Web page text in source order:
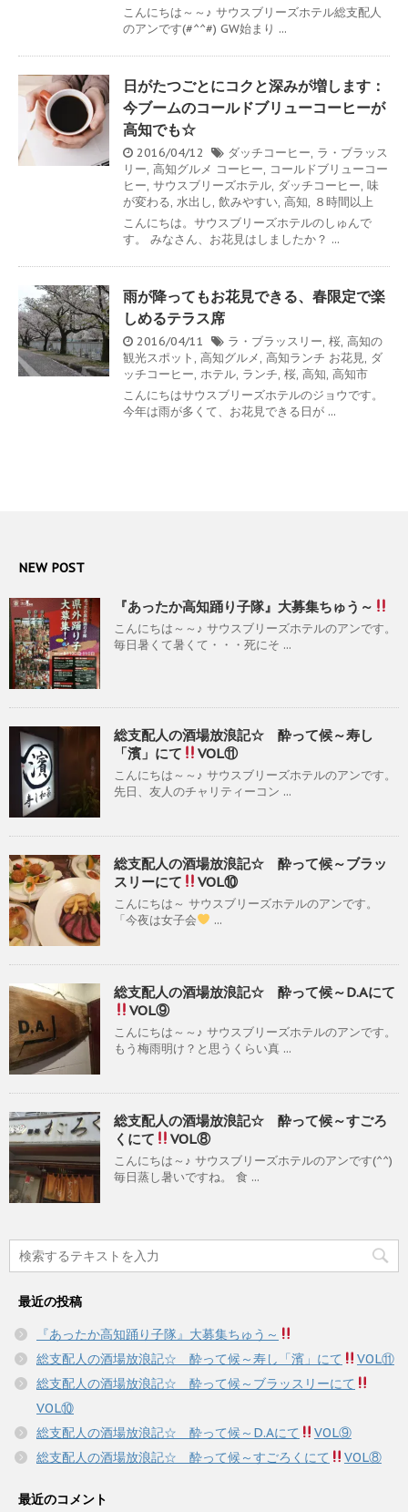
こんにちは～～♪ サウスブリーズホテル総支配人
のアンです(#^^#) GW始まり ...
日がたつごとにコクと深みが増します：
今ブームのコールドブリューコーヒーが
高知でも☆
2016/04/12 ダッチコーヒー, ラ・ブラッス
リー, 高知グルメ コーヒー, コールドブリューコー
ヒー, サウスブリーズホテル, ダッチコーヒー, 味
が変わる, 水出し, 飲みやすい, 高知, ８時間以上
こんにちは。サウスブリーズホテルのしゅんで
す。 みなさん、お花見はしましたか？ ...
雨が降ってもお花見できる、春限定で楽
しめるテラス席
2016/04/11 ラ・ブラッスリー, 桜, 高知の
観光スポット , 高知グルメ, 高知ランチ お花見, ダ
ッチコーヒー, ホテル, ランチ, 桜, 高知, 高知市
こんにちはサウスブリーズホテルのジョウです。
今年は雨が多くて、お花見できる日が ...
NEW POST
『あったか高知踊り子隊』大募集ちゅう～
こんにちは～～♪ サウスブリーズホテルのアンです。
毎日暑くて暑くて・・・死にそ ...
総支配人の酒場放浪記☆ 酔って候～寿し
「濱」にて
VOL⑪
こんにちは～～♪ サウスブリーズホテルのアンです。
先日、友人のチャリティーコン ...
総支配人の酒場放浪記☆ 酔って候～ブラッ
スリーにて
VOL⑩
こんにちは～ サウスブリーズホテルのアンです。
「今夜は女子会
...
総支配人の酒場放浪記☆ 酔って候～D.Aにて
VOL⑨
こんにちは～～♪ サウスブリーズホテルのアンです。
もう梅雨明け？と思うくらい真 ...
総支配人の酒場放浪記☆ 酔って候～すごろ
くにて
VOL⑧
こんにちは～♪ サウスブリーズホテルのアンです(^^)
毎日蒸し暑いですね。 食 ...
最近の投稿
『あったか高知踊り子隊』大募集ちゅう～
総支配人の酒場放浪記☆ 酔って候～寿し「濱」にて
VOL⑪
総支配人の酒場放浪記☆ 酔って候～ブラッスリーにて
VOL⑩
総支配人の酒場放浪記☆ 酔って候～D.Aにて
VOL⑨
総支配人の酒場放浪記☆ 酔って候～すごろくにて
VOL⑧
最近のコメント